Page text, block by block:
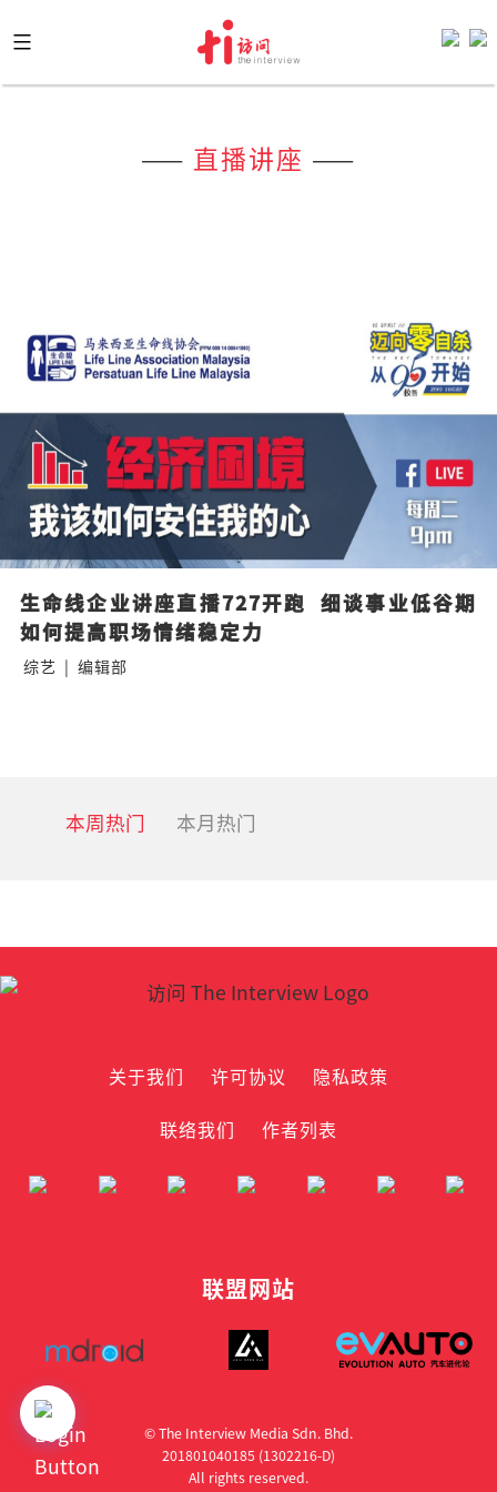
to
content
—— 直播讲座 ——
生命线企业讲座直播727开跑  细谈事业低谷期
如何提高职场情绪稳定力
综艺 | 编辑部
本周热门 本月热门
关于我们 许可协议
隐私政策
联络我们
作者列表
联盟网站
© The Interview Media Sdn. Bhd.
201801040185 (1302216­-D)
All rights reserved.